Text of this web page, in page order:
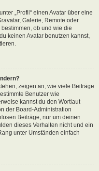
„Profil“ einen Avatar über eine
Galerie, Remote oder
ob und wie die
keinen Avatar benutzen kannst,
zeigen an, wie viele Beiträge
Benutzer wie
kannst du den Wortlaut
der Board-Administration
Beiträge, nur um deinen
dieses Verhalten nicht und ein
unter Umständen einfach